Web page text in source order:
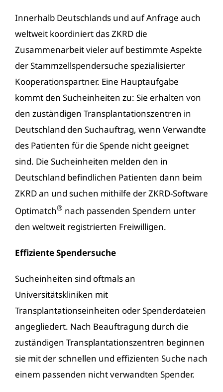
Innerhalb Deutschlands und auf Anfrage auch
weltweit koordiniert das ZKRD die
Zusammenarbeit vieler auf bestimmte Aspekte
der Stammzellspendersuche spezialisierter
Kooperationspartner. Eine Hauptaufgabe
kommt den Sucheinheiten zu: Sie erhalten von
den zuständigen Transplantationszentren in
Deutschland den Suchauftrag, wenn Verwandte
des Patienten für die Spende nicht geeignet
sind. Die Sucheinheiten melden den in
Deutschland befindlichen Patienten dann beim
ZKRD an und suchen mithilfe der ZKRD-Software
Optimatch® nach passenden Spendern unter
den weltweit registrierten Freiwilligen.
EffizienteSpendersuche
Sucheinheiten sind oftmals an
Universitätskliniken mit
Transplantationseinheiten oder Spenderdateien
angegliedert. Nach Beauftragung durch die
zuständigen Transplantationszentren beginnen
sie mit der schnellen und effizienten Suche nach
einem passenden nicht verwandten Spender.